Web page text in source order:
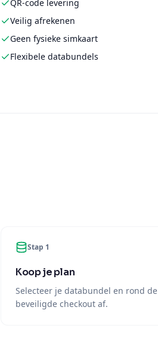
QR-code levering
Veilig afrekenen
Geen fysieke simkaart
Flexibele databundels
Stap 1
Koop je plan
Selecteer je databundel en rond de
beveiligde checkout af.